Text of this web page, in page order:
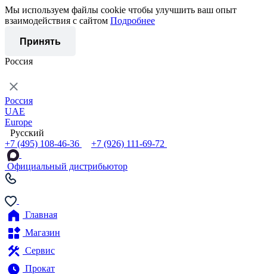
Мы используем файлы cookie чтобы улучшить ваш опыт
взаимодействия с сайтом Подробнее
Принять
Россия
Россия
UAE
Europe
Русский
+7 (495) 108-46-36
+7 (926) 111-69-72
Официальный дистрибьютор
Главная
Магазин
Сервис
Прокат